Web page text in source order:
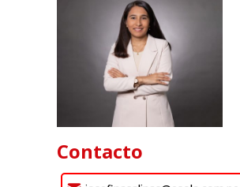
Contacto